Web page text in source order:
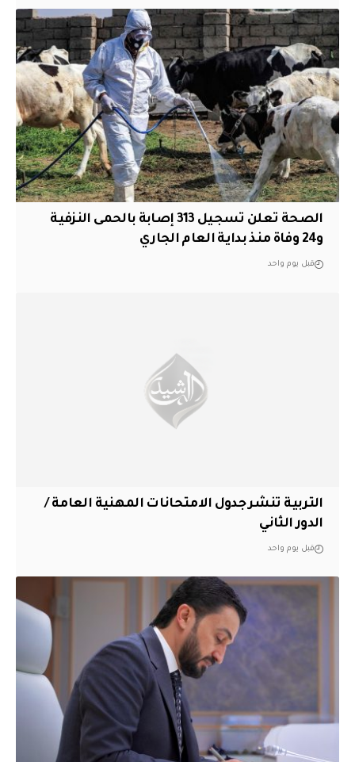
الصحة تعلن تسجيل 313 إصابة بالحمى النزفية
و24 وفاة منذ بداية العام الجاري
قبل يوم واحد
التربية تنشر جدول الامتحانات المهنية العامة /
الدور الثاني
قبل يوم واحد